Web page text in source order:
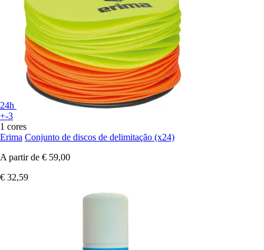
24h
+-3
1 cores
Erima Conjunto de discos de delimitação (x24)
A partir de € 59,00
€ 32,59